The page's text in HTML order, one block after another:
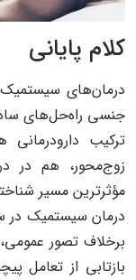
کلام پایانی
درمان‌های
جنسی راه‌حل‌های
ترکیب
زوج‌محور، هم در
مؤثرترین مسیر
درمان سیستمیک
برخلاف تصور
بازتابی از تعامل